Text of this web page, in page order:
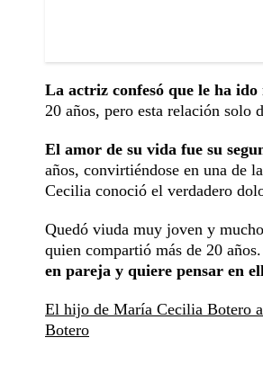
La actriz confesó que le ha
20 años, pero esta relación solo
El amor de su vida fue su
años, convirtiéndose en una de
Cecilia conoció el verdadero
Quedó viuda muy joven y
quien compartió más de 20 años.
en pareja y quiere pensar en
El hijo de María Cecilia Botero
Botero